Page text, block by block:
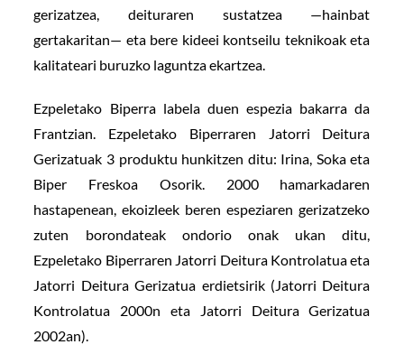
gerizatzea, deituraren sustatzea —hainbat
gertakaritan— eta bere kideei kontseilu teknikoak eta
kalitateari buruzko laguntza ekartzea.
Ezpeletako Biperra labela duen espezia bakarra da
Frantzian. Ezpeletako Biperraren Jatorri Deitura
Gerizatuak 3 produktu hunkitzen ditu: Irina, Soka eta
Biper Freskoa Osorik. 2000 hamarkadaren
hastapenean, ekoizleek beren espeziaren gerizatzeko
zuten borondateak ondorio onak ukan ditu,
Ezpeletako Biperraren Jatorri Deitura Kontrolatua eta
Jatorri Deitura Gerizatua erdietsirik (Jatorri Deitura
Kontrolatua 2000n eta Jatorri Deitura Gerizatua
2002an).